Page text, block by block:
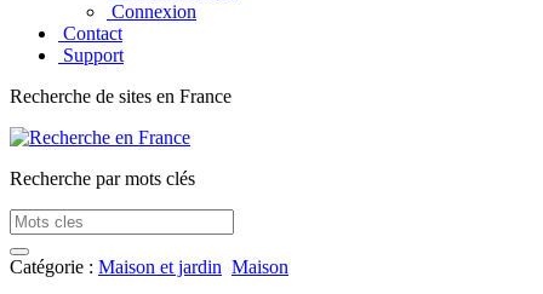
Connexion
Contact
Support
Recherche de sites en France
Recherche par mots clés
Catégorie : Maison et jardin Maison